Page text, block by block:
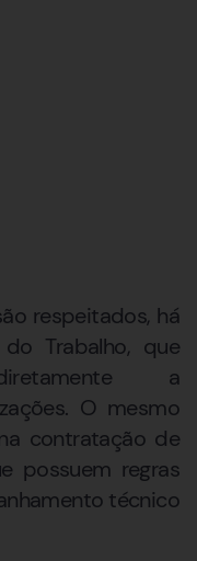
respeitados, há
Trabalho, que
a
O mesmo
contratação de
possuem regras
técnico